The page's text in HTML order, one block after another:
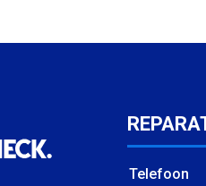
Telefoon